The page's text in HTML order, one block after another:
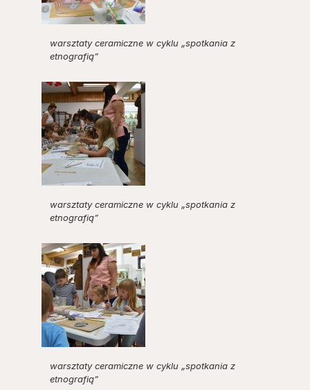
warsztaty ceramiczne w cyklu „spotkania z
etnografią”
warsztaty ceramiczne w cyklu „spotkania z
etnografią”
warsztaty ceramiczne w cyklu „spotkania z
etnografią”